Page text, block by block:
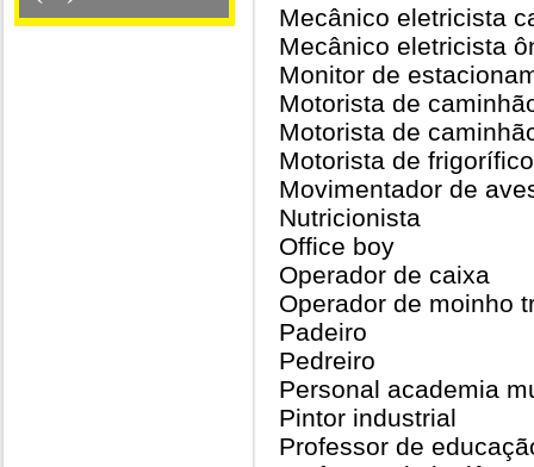
Mecânico eletricista
Mecânico eletricista
Monitor de
Motorista de
Motorista de
Motorista de
Movimentador de
Nutricionista
Office boy
Operador de caixa
Operador de moinho
Padeiro
Pedreiro
Personal academia
Pintor industrial
Professor de